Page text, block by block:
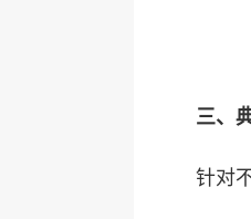
三、典
针对不